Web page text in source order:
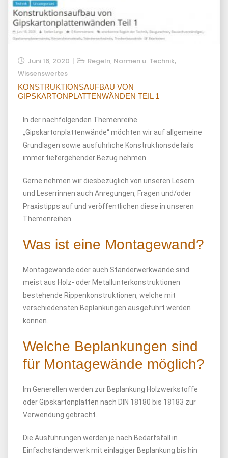
Juni 16, 2020 Regeln, Normen u. Technik,
Wissenswertes
KONSTRUKTIONSAUFBAU VON
GIPSKARTONPLATTENWÄNDEN TEIL 1
In der nachfolgenden Themenreihe
„Gipskartonplattenwände“ möchten wir auf allgemeine
Grundlagen sowie ausführliche Konstruktionsdetails
immer tiefergehender Bezug nehmen.
Gerne nehmen wir diesbezüglich von unseren Lesern
und Leserrinnen auch Anregungen, Fragen und/oder
Praxistipps auf und veröffentlichen diese in unseren
Themenreihen.
Was ist eine Montagewand?
Montagewände oder auch Ständerwerkwände sind
meist aus Holz- oder Metallunterkonstruktionen
bestehende Rippenkonstruktionen, welche mit
verschiedensten Beplankungen ausgeführt werden
können.
Welche Beplankungen sind
für Montagewände möglich?
Im Generellen werden zur Beplankung Holzwerkstoffe
oder Gipskartonplatten nach DIN 18180 bis 18183 zur
Verwendung gebracht.
Die Ausführungen werden je nach Bedarfsfall in
Einfachständerwerk mit einlagiger Beplankung bis hin